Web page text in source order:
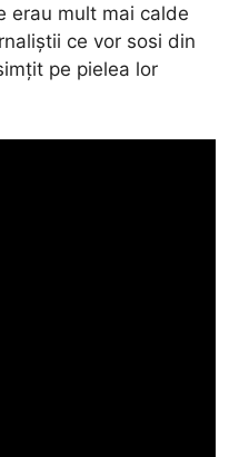
erau mult mai calde
ce vor sosi din
pe pielea lor